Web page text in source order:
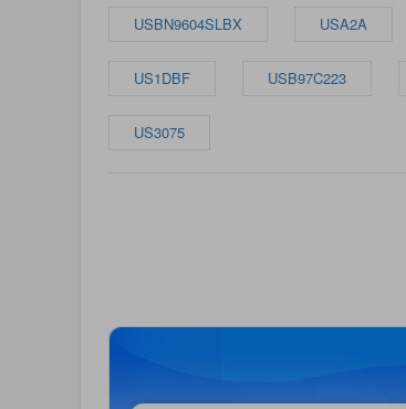
USBN9604SLBX USA2A
US1DBF USB97C223
US3075